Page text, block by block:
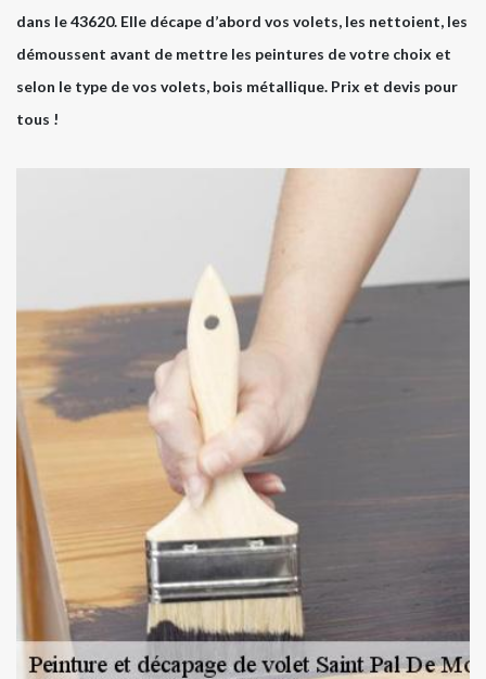
dans le 43620. Elle décape d’abord vos volets, les nettoient, les
démoussent avant de mettre les peintures de votre choix et
selon le type de vos volets, bois métallique. Prix et devis pour
tous !